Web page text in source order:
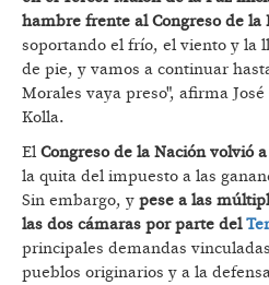
hambre frente al Congreso de la
soportando el frío, el viento y la
de pie, y vamos a continuar
Morales vaya preso", afirma
Kolla.
El Congreso de la Nación volvió
la quita del impuesto a las
Sin embargo, y pese a las
las dos cámaras por parte del
principales demandas
pueblos originarios y a la